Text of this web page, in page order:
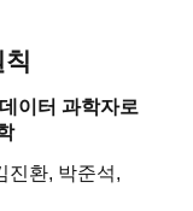
이터 과학자로
진환, 박준석,